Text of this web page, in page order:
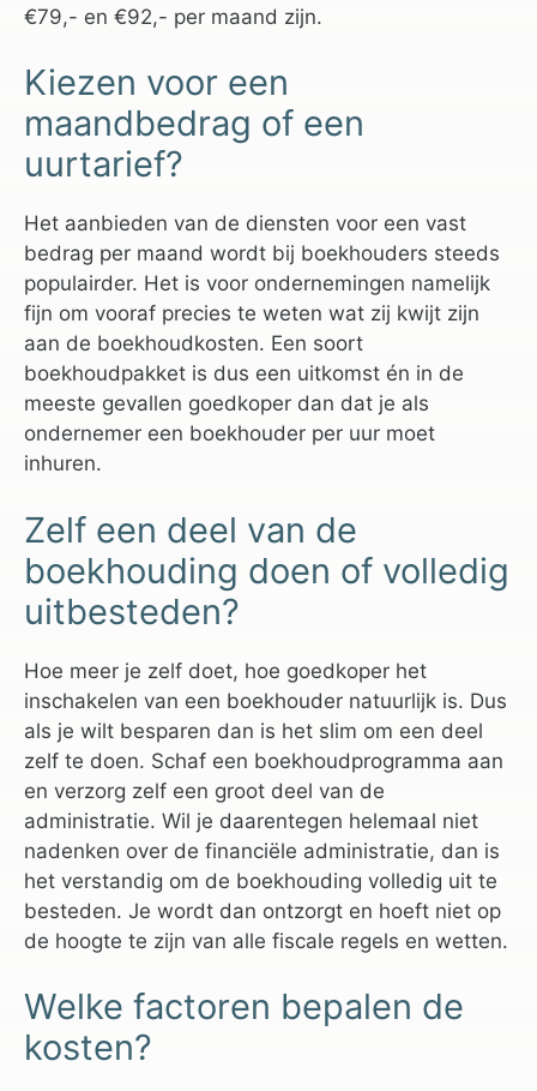
€79,- en €92,- per maand zijn.
Kiezen voor een
maandbedrag of een
uurtarief?
Het aanbieden van de diensten voor een vast
bedrag per maand wordt bij boekhouders steeds
populairder. Het is voor ondernemingen namelijk
fijn om vooraf precies te weten wat zij kwijt zijn
aan de boekhoudkosten. Een soort
boekhoudpakket is dus een uitkomst én in de
meeste gevallen goedkoper dan dat je als
ondernemer een boekhouder per uur moet
inhuren.
Zelf een deel van de
boekhouding doen of volledig
uitbesteden?
Hoe meer je zelf doet, hoe goedkoper het
inschakelen van een boekhouder natuurlijk is. Dus
als je wilt besparen dan is het slim om een deel
zelf te doen. Schaf een boekhoudprogramma aan
en verzorg zelf een groot deel van de
administratie. Wil je daarentegen helemaal niet
nadenken over de financiële administratie, dan is
het verstandig om de boekhouding volledig uit te
besteden. Je wordt dan ontzorgt en hoeft niet op
de hoogte te zijn van alle fiscale regels en wetten.
Welke factoren bepalen de
kosten?